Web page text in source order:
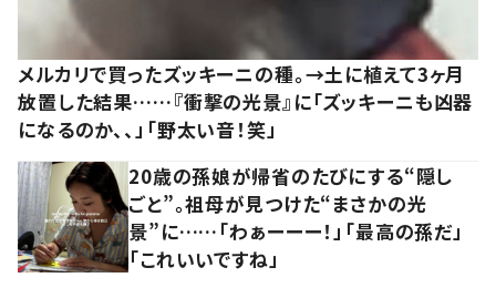
メルカリで買ったズッキーニの種。→土に植えて3ヶ月
放置した結果……『衝撃の光景』に「ズッキーニも凶器
になるのか、、」「野太い音！笑」
20歳の孫娘が帰省のたびにする“隠し
ごと”。祖母が見つけた“まさかの光
景”に……「わぁーーー！」「最高の孫だ」
「これいいですね」